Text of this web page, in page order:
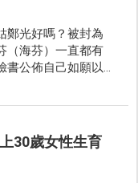
鄭光好嗎？被封為
（海芬）一直都有
書公佈自己如願以
30歲女性生育